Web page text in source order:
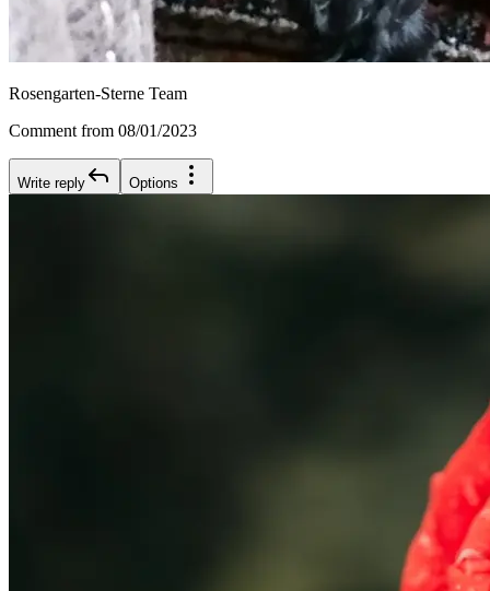
Rosengarten-Sterne Team
Comment from 08/01/2023
Write reply Options